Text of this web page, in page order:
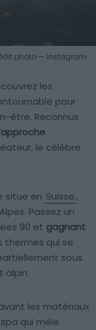
photo — Instagram
les
pour
être. Reconnus
le célèbre
situe en Suisse,
Passez un
90 et gagnant
thermes qui se
sous
alpin.
les matériaux
qui mêle